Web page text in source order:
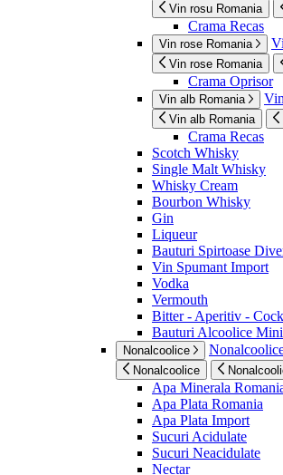
Vin rosu Romania
Crama Recas
Vin rose Romania
Vin rose Romania
Crama Oprisor
Vin alb Romania
Vin alb Romania
Crama Recas
Scotch Whisky
Single Malt Whisky
Whisky Cream
Bourbon Whisky
Gin
Liqueur
Bauturi Spirtoase
Vin Spumant Import
Vodka
Vermouth
Bitter - Aperitiv -
Bauturi Alcoolice
Nonalcoolice
Nonalcoolice
Apa Minerala
Apa Plata Romania
Apa Plata Import
Sucuri Acidulate
Sucuri Neacidulate
Nectar